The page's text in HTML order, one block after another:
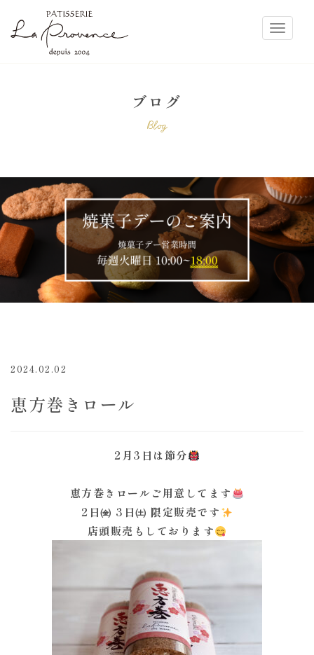
ブログ
Blog
2024.02.02
恵方巻きロール
2月3日は節分
恵方巻きロールご用意してます
2日㈮ 3日㈯ 限定販売です
店頭販売もしております